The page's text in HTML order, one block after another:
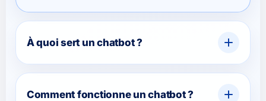
À quoi sert un chatbot ?
Comment fonctionne un chatbot ?